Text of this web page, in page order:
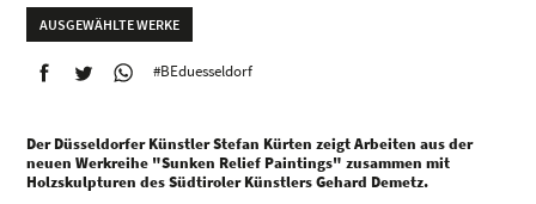
AUSGEWÄHLTE WERKE
#BEduesseldorf
Der Düsseldorfer Künstler Stefan Kürten zeigt Arbeiten aus der
neuen Werkreihe "Sunken Relief Paintings" zusammen mit
Holzskulpturen des Südtiroler Künstlers Gehard Demetz.